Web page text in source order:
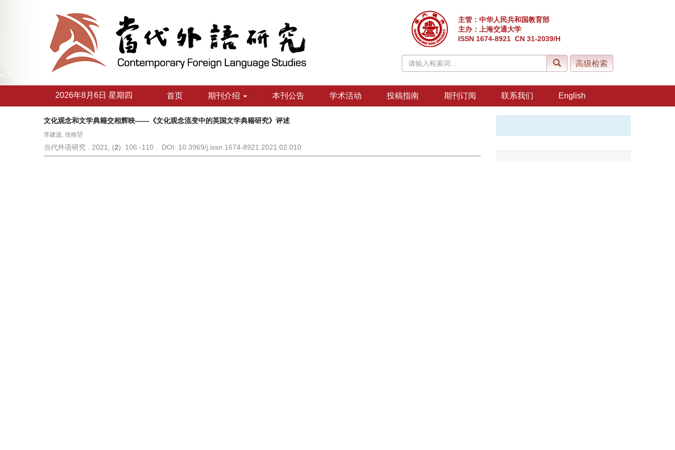
主管：中华人民共和国教育部
主办：上海交通大学
ISSN 1674-8921 CN 31-2039/H
2026年8月6日 星期四 首页 期刊介绍 本刊公告 学术活动 投稿指南 期刊订阅 联系我们 English
文化观念和文学典籍交相辉映——《文化观念流变中的英国文学典籍研究》评述
李建波, 张格堃
当代外语研究 . 2021, (2): 106 -110 . DOI: 10.3969/j.issn.1674-8921.2021.02.010